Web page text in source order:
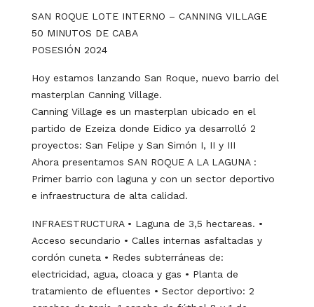
SAN ROQUE LOTE INTERNO – CANNING VILLAGE
50 MINUTOS DE CABA
POSESIÓN 2024
Hoy estamos lanzando San Roque, nuevo barrio del
masterplan Canning Village.
Canning Village es un masterplan ubicado en el
partido de Ezeiza donde Eidico ya desarrolló 2
proyectos: San Felipe y San Simón I, II y III
Ahora presentamos SAN ROQUE A LA LAGUNA :
Primer barrio con laguna y con un sector deportivo
e infraestructura de alta calidad.
INFRAESTRUCTURA • Laguna de 3,5 hectareas. •
Acceso secundario • Calles internas asfaltadas y
cordón cuneta • Redes subterráneas de:
electricidad, agua, cloaca y gas • Planta de
tratamiento de efluentes • Sector deportivo: 2